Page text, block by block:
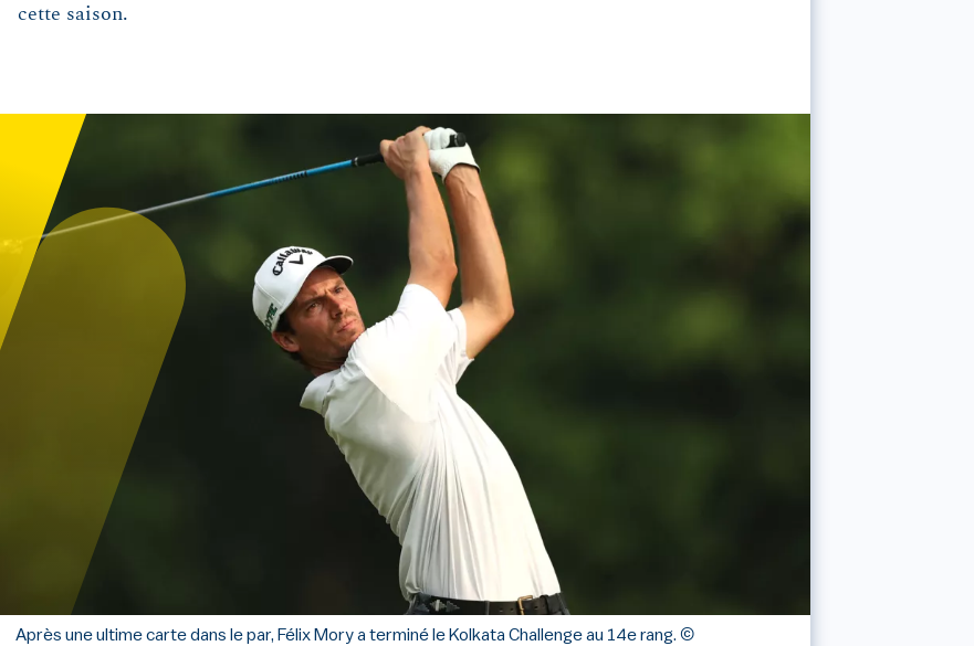
cette saison.
Après une ultime carte dans le par, Félix Mory a terminé le Kolkata Challenge au 14e rang. ©